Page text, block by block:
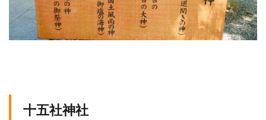
十五社神社